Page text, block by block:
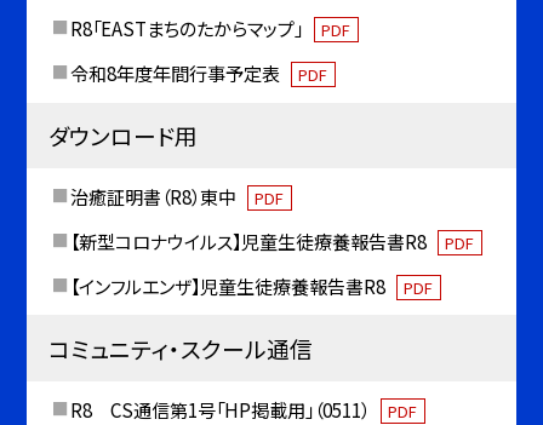
R8「EASTまちのたからマップ」 PDF
令和8年度年間行事予定表 PDF
ダウンロード用
治癒証明書（R8）東中 PDF
【新型コロナウイルス】児童生徒療養報告書R8 PDF
【インフルエンザ】児童生徒療養報告書R8 PDF
コミュニティ・スクール通信
R8 CS通信第1号「HP掲載用」（0511） PDF